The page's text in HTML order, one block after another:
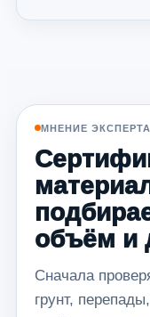
МНЕНИЕ ЭКСПЕРТА
объём и
Сначала
грунт,